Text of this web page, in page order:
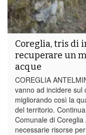
Coreglia, tris di
recuperare un
acque
COREGLIA
vanno ad incidere sul
migliorando così la
del territorio.
Comunale di Coreglia
necessarie risorse